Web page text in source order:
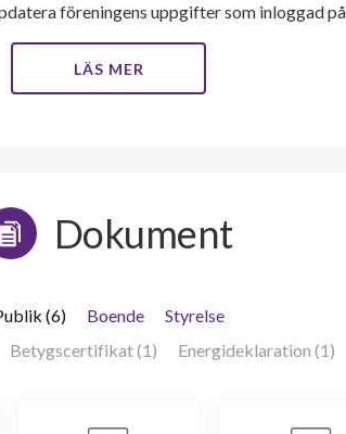
föreningens uppgifter som inloggad
LÄS MER
Dokument
(6) Boende
Styrelse
Betygscertifikat (1) Energideklaration (1)